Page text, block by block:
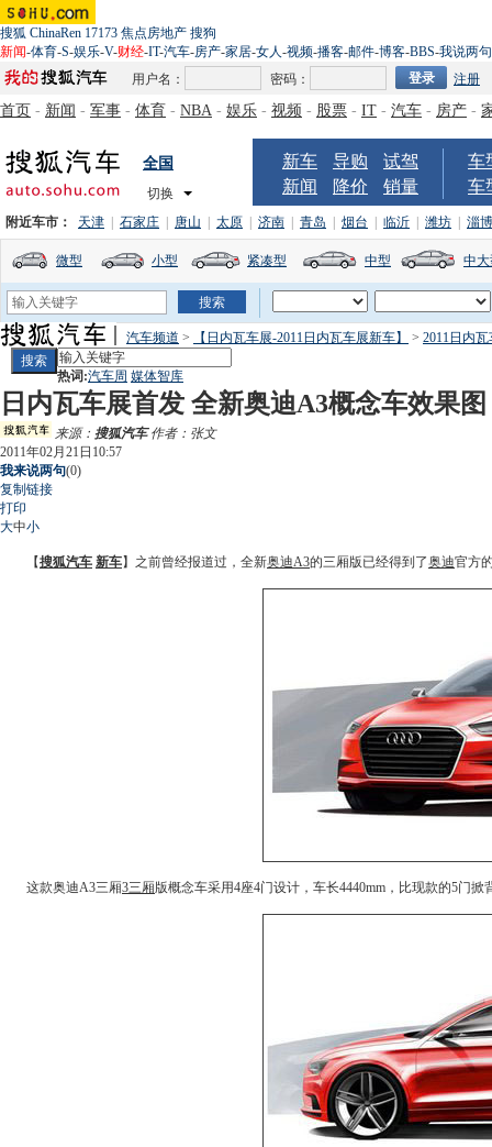
搜狐 ChinaRen 17173 焦点房地产 搜狗
新闻-体育-S-娱乐-V-财经-IT-汽车-房产-家居-女人-视频-播客-邮件-博客-BBS-我说两句
用户名：
密码： 注册
首页 - 新闻 - 军事 - 体育 - NBA - 娱乐 - 视频 - 股票 - IT - 汽车 - 房产 -
全国
切换
新车 导购
试驾
新闻
降价 销量
车
车
附近车市： 天津 石家庄 唐山 太原 济南 青岛 烟台 临沂 潍坊 淄博
微型 小型 紧凑型 中型 中
汽车频道 > 【日内瓦车展-2011日内瓦车展新车】 > 2011日内
热词:汽车周 媒体智库
日内瓦车展首发 全新奥迪A3概念车效果图
来源： 搜狐汽车作者：张文
2011年02月21日10:57
我来说两句(0)
复制链接
打印
大中小
【搜狐汽车 新车】之前曾经报道过，全新奥迪A3的三厢版已经得到了奥迪官方
这款奥迪A3三厢3三厢版概念车采用4座4门设计，车长4440mm，比现款的5门掀